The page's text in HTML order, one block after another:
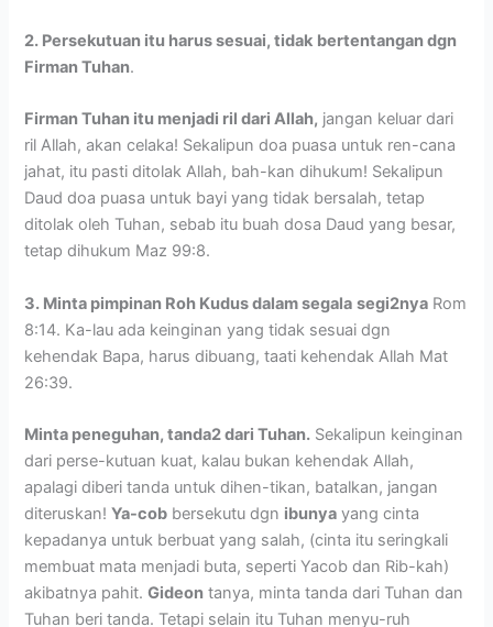
2. Persekutuan itu harus sesuai, tidak bertentangan dgn
Firman Tuhan.
Firman Tuhan itu menjadi ril dari Allah, jangan keluar dari
ril Allah, akan celaka! Sekalipun doa puasa untuk ren-cana
jahat, itu pasti ditolak Allah, bah-kan dihukum! Sekalipun
Daud doa puasa untuk bayi yang tidak bersalah, tetap
ditolak oleh Tuhan, sebab itu buah dosa Daud yang besar,
tetap dihukum Maz 99:8.
3. Minta pimpinan Roh Kudus dalam segala segi2nya Rom
8:14. Ka-lau ada keinginan yang tidak sesuai dgn
kehendak Bapa, harus dibuang, taati kehendak Allah Mat
26:39.
Minta peneguhan, tanda2 dari Tuhan. Sekalipun keinginan
dari perse-kutuan kuat, kalau bukan kehendak Allah,
apalagi diberi tanda untuk dihen-tikan, batalkan, jangan
diteruskan!Ya-cob bersekutu dgn ibunya yang cinta
kepadanya untuk berbuat yang salah, (cinta itu seringkali
membuat mata menjadi buta, seperti Yacob dan Rib-kah)
akibatnya pahit.Gideon tanya, minta tanda dari Tuhan dan
Tuhan beri tanda. Tetapi selain itu Tuhan menyu-ruh